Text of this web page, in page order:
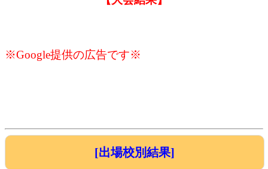
※Google提供の広告です※
[出場校別結果]